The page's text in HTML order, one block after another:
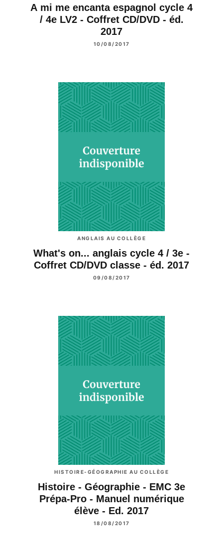
A mi me encanta espagnol cycle 4
/ 4e LV2 - Coffret CD/DVD - éd.
2017
10/08/2017
ANGLAIS AU COLLÈGE
What's on... anglais cycle 4 / 3e -
Coffret CD/DVD classe - éd. 2017
09/08/2017
HISTOIRE-GÉOGRAPHIE AU COLLÈGE
Histoire - Géographie - EMC 3e
Prépa-Pro - Manuel numérique
élève - Ed. 2017
18/08/2017